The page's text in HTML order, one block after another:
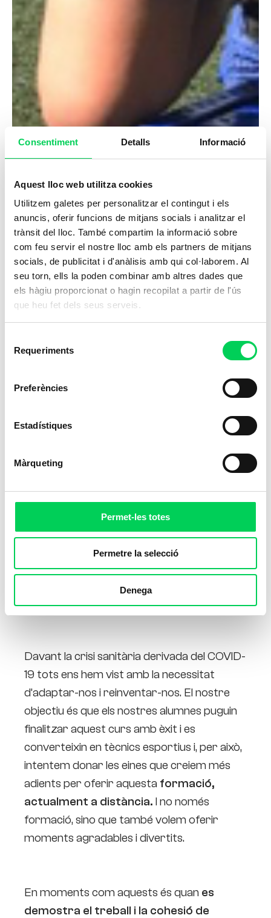
Consentiment Detalls Informació
Aquest lloc web utilitza cookies
Utilitzem galetes per personalitzar el contingut i els
anuncis, oferir funcions de mitjans socials i analitzar el
trànsit del lloc. També compartim la informació sobre
com feu servir el nostre lloc amb els partners de mitjans
socials, de publicitat i d'anàlisis amb qui col·laborem. Al
seu torn, ells la poden combinar amb altres dades que
els hàgiu proporcionat o hagin recopilat a partir de l'ús
que heu fet dels seus serveis.
Requeriments
Preferències
Estadístiques
Màrqueting
Permet-les totes
Permetre la selecció
Denega
L’actitud i creativitat dels
nostres docents per fer
Davant la crisi sanitària derivada del COVID-
19 tots ens hem vist amb la necessitat
d’adaptar-nos i reinventar-nos. El nostre
objectiu és que els nostres alumnes puguin
finalitzar aquest curs amb èxit i es
converteixin en tècnics esportius i, per això,
intentem donar les eines que creiem més
adients per oferir aquesta formació,
actualment a distància. I no només
formació, sino que també volem oferir
moments agradables i divertits.
En moments com aquests és quan es
demostra el treball i la cohesió de